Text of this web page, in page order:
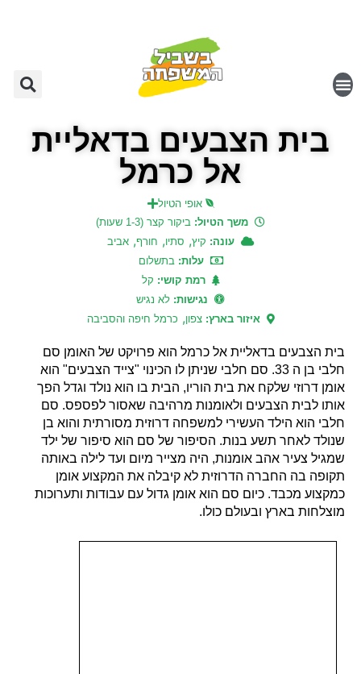
בית הצבעים בדאליית
אל כרמל
אופי הטיול
משך הטיול: ביקור קצר (1-3 שעות)
עונה: קיץ, סתיו, חורף, אביב
עלות:בתשלום
רמת קושי: קל
נגישות: לא נגיש
איזור בארץ:צפון, כרמל חיפה והסביבה
בית הצבעים בדאליית אל כרמל הוא פרויקט של האומן סם
חלבי בן ה 33. סם חלבי שניתן לו הכינוי "צייד הצבעים" הוא
אומן דרוזי שלקח את בית הוריו, הבית בו הוא נולד וגדל הפך
אותו לבית הצבעים ולאומנות מרהיבה שאסור לפספס. סם
חלבי הוא הילד העשירי למשפחה דרוזית מסורתית והוא בן
שנולד לאחר תשע בנות. הסיפור של סם הוא סיפור של ילד
שמגיל צעיר אהב אומנות, היה מצייר מיום ועד לילה באותה
תקופה בה החברה הדרוזית לא קיבלה את המקצוע אומן
כמקצוע מכבד. כיום סם הוא אומן גדול עם עבודות ותערוכות
מוצלחות בארץ ובעולם כולו.